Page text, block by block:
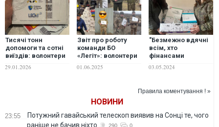
Тисячі тонн
допомоги та сотні
виїздів: волонтери
змушені терміново
шукати нову
29.01.2026
Звіт про роботу
команди БО
«Легіт»: волонтери
показали, куди
пішли донати
01.06.2025
"Безмежно вдячні
всім, хто
фінансами
постійно підтримує
наші проєкти та
волонтерський рух
ГО "Інститут
надав звіт за
березень 2024 року.
03.05.2024
Правила коментування ! »
НОВИНИ
23:55
Потужний гавайський телескоп виявив на Сонці те, чого
раніше не бачив ніхто
290 0